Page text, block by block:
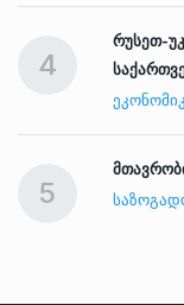
4
რუსეთ-
5